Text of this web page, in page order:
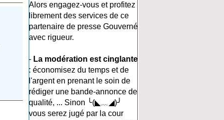
Alors engagez-vous et profitez
librement des services de ce
partenaire de presse Gouverné
avec rigueur.
- La modération est cinglante
: économisez du temps et de
l'argent en prenant le soin de
rédiger une bande-annonce de
qualité, ... Sinon ╰(◣﹏◢)╯
vous serez jugé par la cour